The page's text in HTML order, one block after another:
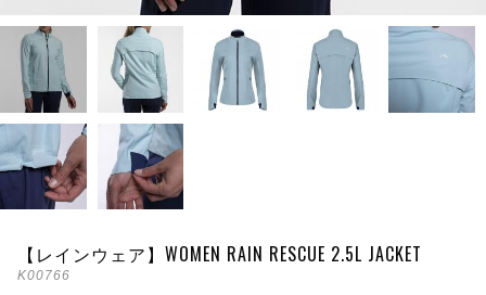
【レインウェア】WOMEN RAIN RESCUE 2.5L JACKET
K00766